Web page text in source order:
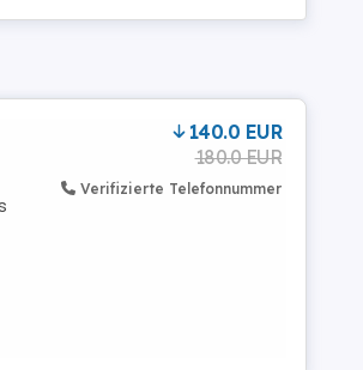
140.0 EUR
180.0 EUR
Verifizierte Telefonnummer